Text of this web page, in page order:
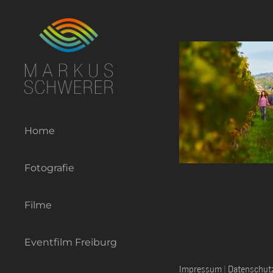
Home
Fotografie
Filme
Eventfilm Freiburg
Impressum |